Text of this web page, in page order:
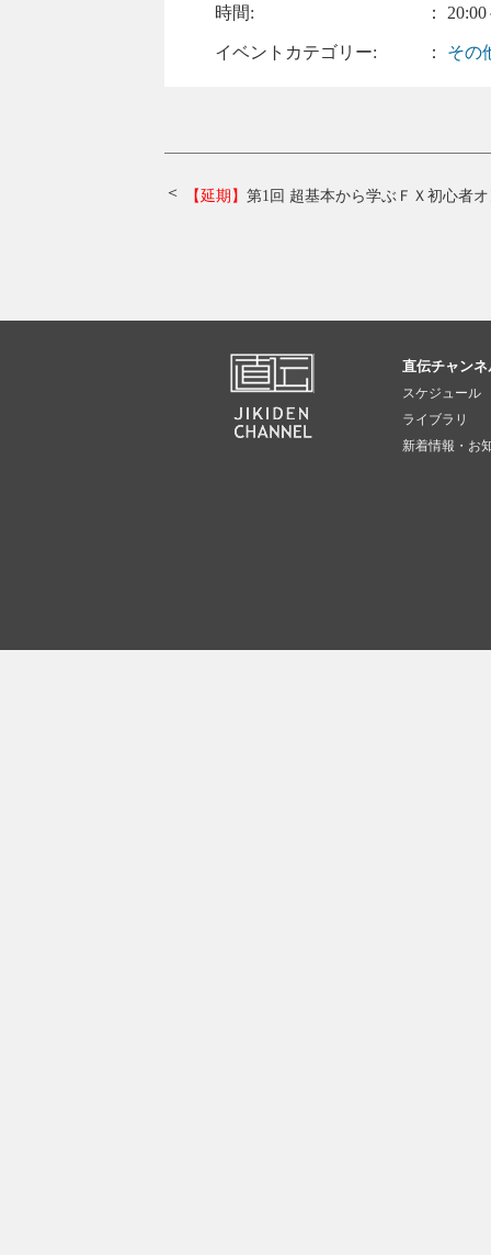
時間: ：
イベントカテゴリー: ： その
【延期】 第1回 超基本から学ぶＦＸ初心者
直伝チャン
スケジュール
ライブラリ
新着情報・お